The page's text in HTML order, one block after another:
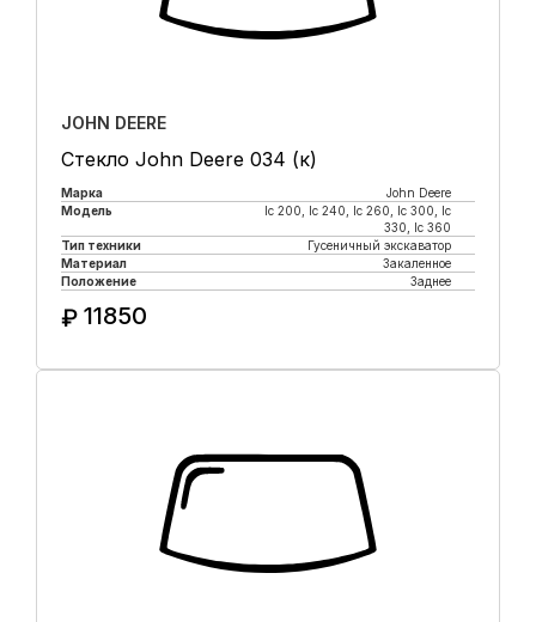
JOHN DEERE
Стекло John Deere 034 (к)
Марка
John Deere
Модель
lc 200, lc 240, lc 260, lc 300, lc
330, lc 360
Тип техники
Гусеничный экскаватор
Материал
Закаленное
Положение
Заднее
₽ 11850